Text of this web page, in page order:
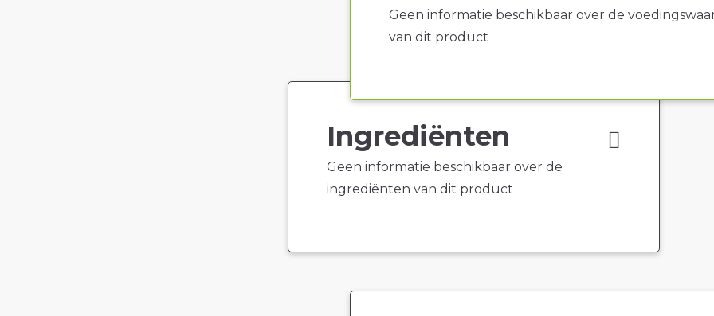
Geen informatie beschikbaar over de
van dit product
Ingrediënten
Geen informatie beschikbaar over de
ingrediënten van dit product